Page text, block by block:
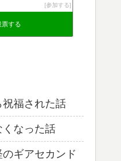
参加する
票する
福された話
くなった話
ギアセカンド